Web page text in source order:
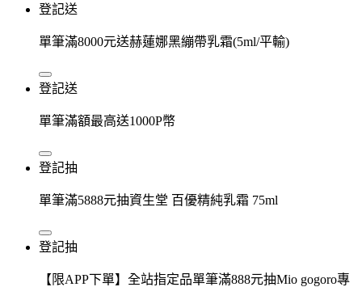
登記送
單筆滿8000元送赫蓮娜黑繃帶乳霜(5ml/平輸)
登記送
單筆滿額最高送1000P幣
登記抽
單筆滿5888元抽資生堂 百優精純乳霜 75ml
登記抽
【限APP下單】全站指定品單筆滿888元抽Mio gogoro專